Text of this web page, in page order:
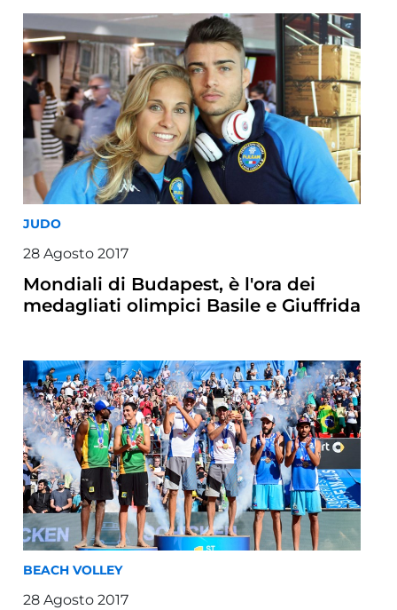
JUDO
28 Agosto 2017
Mondiali di Budapest, è l'ora dei
medagliati olimpici Basile e Giuffrida
BEACH VOLLEY
28 Agosto 2017